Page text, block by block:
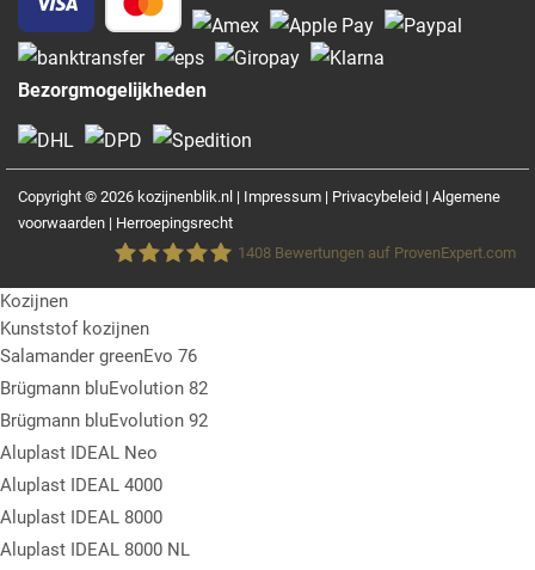
Bezorgmogelijkheden
Copyright © 2026 kozijnenblik.nl | Impressum | Privacybeleid | Algemene
voorwaarden | Herroepingsrecht
Fensterblick GmbH &Co.KG
1408Bewertungen auf ProvenExpert.com
Kozijnen
Kunststof kozijnen
Salamander greenEvo 76
Brügmann bluEvolution 82
Brügmann bluEvolution 92
Aluplast IDEAL Neo
Aluplast IDEAL 4000
Aluplast IDEAL 8000
Aluplast IDEAL 8000 NL